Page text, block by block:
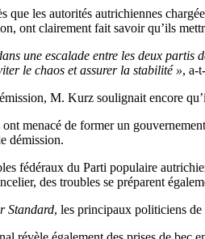
que les autorités autrichiennes
ont clairement fait savoir qu’ils
une escalade entre les deux
le chaos et assurer la stabilité », a-
M. Kurz soulignait encore
ont menacé de former un
démission.
fédéraux du Parti populaire
des troubles se préparent
Standard, les principaux politiciens de